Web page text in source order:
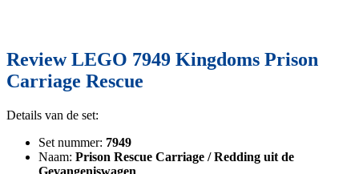
Review LEGO 7949 Kingdoms Prison
Carriage Rescue
Details van de set:
Set nummer: 7949
Naam: Prison Rescue Carriage / Redding uit de
Gevangeniswagen